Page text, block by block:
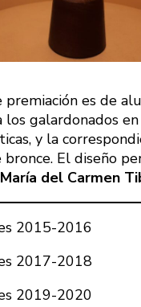
es de
los galardonados
y la
bronce. El diseño
María del Carmen
2015-2016
2017-2018
2019-2020